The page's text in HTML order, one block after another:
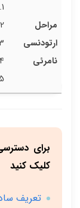
مراحل
ارتودنسی
نامرئی
1. معاینه اولیه
2. اسکن دیجیتال
3.ساخت
4.شروع درمان با الاینرها
5.پایان درمان
برای
کلیک کنید
تعریف